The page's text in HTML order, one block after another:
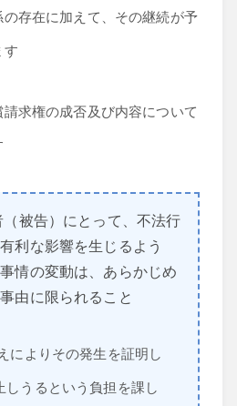
存在に加えて、その継続が予
す
求権の成否及び内容について
（被告）にとって、不法行
利な影響を生じるよう
情の変動は、あらかじめ
由に限られること
によりその発生を証明し
しうるという負担を課し